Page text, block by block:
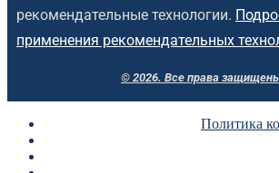
рекомендательные технологии.
применения рекомендательных
© 2026. Все права
Политика